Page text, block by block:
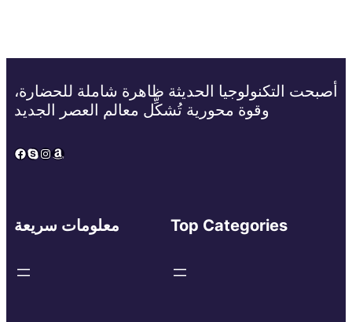
أصبحت التكنولوجيا الحديثة ظاهرة شاملة للحضارة،
وقوة محورية تُشكِّل معالم العصر الجديد
Facebook
Skype
Instagram
Amazon
معلومات سريعة Top Categories